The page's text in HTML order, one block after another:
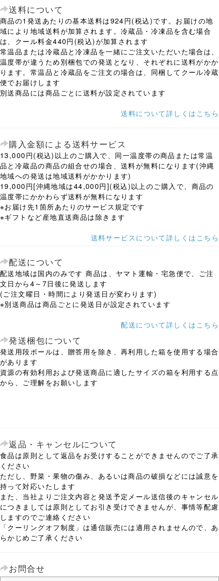
送料について
商品の1発送あたりの基本送料は924円(税込)です。お届けの地
域により地域送料が加算されます。冷蔵品・冷凍品を含む場合
は、クール料金440円(税込)が加算されます
常温品または冷蔵品と冷凍品を一緒にご注文いただいた場合は、
温度帯が違うため別梱包での発送となり、それぞれに送料がかか
ります。常温品と冷蔵品をご注文の場合は、同梱してクール冷蔵
便でお届けします
別送商品には商品ごとに送料が設定されています
送料について詳しくはこちら
購入金額による送料サービス
13,000円(税込)以上のご購入で、同一温度帯の商品または常温
品と冷蔵品の商品の組合せの場合、送料が無料になります(沖縄
地域への発送は地域送料がかかります)
19,000円[沖縄地域は44,000円](税込)以上のご購入で、商品の
温度帯にかかわらず送料が無料になります
※お届け先1箇所あたりのサービス規定です
※ギフトなど産地直送商品は除きます
送料サービスについて詳しくはこちら
配送について
配送地域は国内のみです 商品は、ヤマト運輸・宅急便で、ご注
文日から4～7日後に発送します
(ご注文曜日・時間により発送日が変わります)
※別送商品は商品ごとに発送日が設定されています
配送について詳しくはこちら
発送梱包について
発送用段ボールは、贈答用を除き、再利用した箱を使用する場合
があります
資源の有効利用および発送商品に適したサイズの箱を利用する点
から、ご理解をお願いします
返品・キャンセルについて
食品は原則として返品をお受けすることができませんのでご了承
ください
ただし、野菜・果物の傷み、あるいは商品の破損などには誠意を
持って対応いたします
また、当社よりご注文内容と発送予定メール送信後のキャンセル
につきましては原則としてお引き受けできませんが、事情等配慮
しますのでご連絡ください
「クーリングオフ制度」は通信販売には適用されませんので、あ
らかじめご了承ください
お問合せ